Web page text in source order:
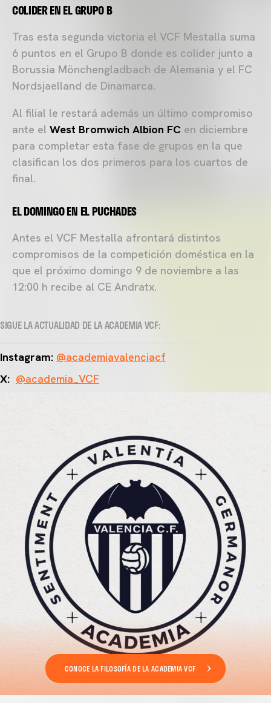
COLIDER EN EL GRUPO B
Tras esta segunda victoria el VCF Mestalla suma
6 puntos en el Grupo B donde es colider junto a
Borussia Mönchengladbach de Alemania y el FC
Nordsjaelland de Dinamarca.
Al filial le restará además un último compromiso
ante el West Bromwich Albion FC en diciembre
para completar esta fase de grupos en la que
clasifican los dos primeros para los cuartos de
final.
EL DOMINGO EN EL PUCHADES
Antes el VCF Mestalla afrontará distintos
compromisos de la competición doméstica en la
que el próximo domingo 9 de noviembre a las
12:00 h recibe al CE Andratx.
SIGUE LA ACTUALIDAD DE LA ACADEMIA VCF:
Instagram: @academiavalenciacf
X: @academia_VCF
CONOCE LA FILOSOFÍA DE LA ACADEMIA VCF